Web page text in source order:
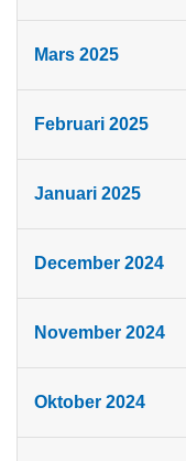
Mars 2025
Februari 2025
Januari 2025
December 2024
November 2024
Oktober 2024